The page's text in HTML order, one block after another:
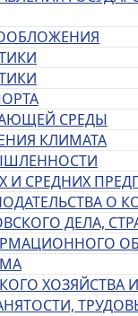
СРЕДЫ
КЛИМАТА
И СРЕДНИХ
О
ДЕЛА,
ХОЗЯЙСТВА